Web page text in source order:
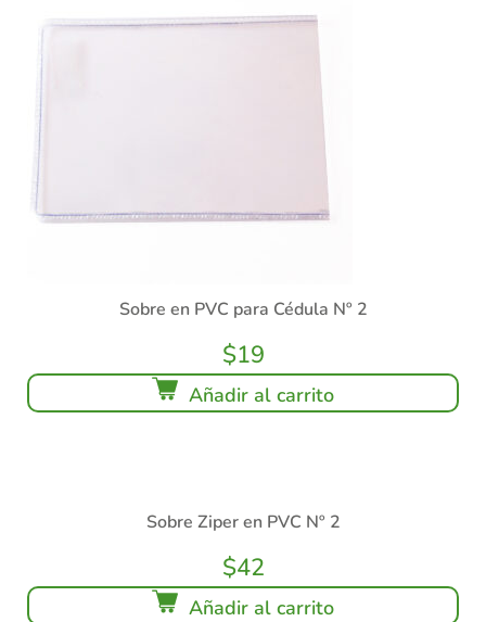
Sobre en PVC para Cédula Nº 2
$19
Añadir al carrito
Sobre Ziper en PVC Nº 2
$42
Añadir al carrito